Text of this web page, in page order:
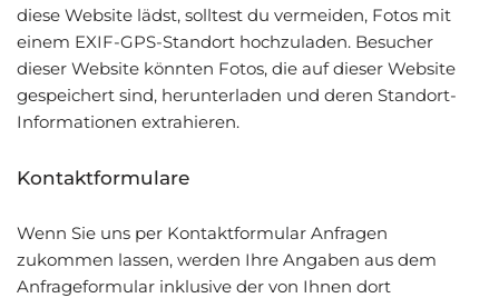
diese Website lädst, solltest du vermeiden, Fotos mit
einem EXIF-GPS-Standort hochzuladen. Besucher
dieser Website könnten Fotos, die auf dieser Website
gespeichert sind, herunterladen und deren Standort-
Informationen extrahieren.
Kontaktformulare
Wenn Sie uns per Kontaktformular Anfragen
zukommen lassen, werden Ihre Angaben aus dem
Anfrageformular inklusive der von Ihnen dort